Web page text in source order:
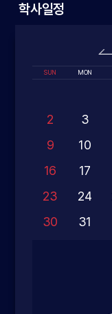
학사일정
SUN MON
2
3
9
10
16
17
23
24
30
31